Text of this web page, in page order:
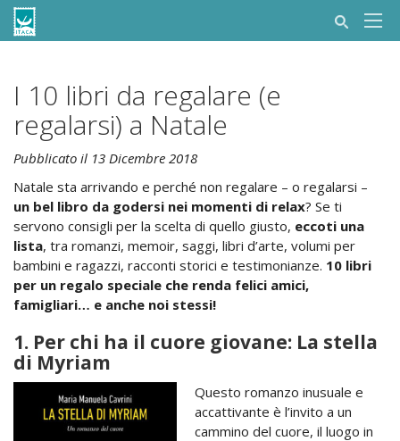
I 10 libri da regalare (e
regalarsi) a Natale
Pubblicato il 13 Dicembre 2018
Natale sta arrivando e perché non regalare – o regalarsi –
un bel libro da godersi nei momenti di relax? Se ti
servono consigli per la scelta di quello giusto, eccoti una
lista, tra romanzi, memoir, saggi, libri d’arte, volumi per
bambini e ragazzi, racconti storici e testimonianze. 10 libri
per un regalo speciale che renda felici amici,
famigliari… e anche noi stessi!
1. Per chi ha il cuore giovane: La stella
di Myriam
Questo romanzo inusuale e
accattivante è l’invito a un
cammino del cuore, il luogo in